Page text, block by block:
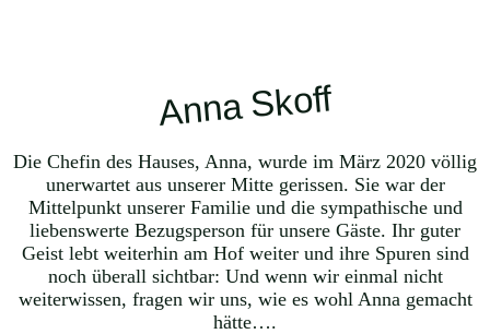
Anna Skoff
Die Chefin des Hauses, Anna, wurde im März 2020 völlig
unerwartet aus unserer Mitte gerissen. Sie war der
Mittelpunkt unserer Familie und die sympathische und
liebenswerte Bezugsperson für unsere Gäste. Ihr guter
Geist lebt weiterhin am Hof weiter und ihre Spuren sind
noch überall sichtbar: Und wenn wir einmal nicht
weiterwissen, fragen wir uns, wie es wohl Anna gemacht
hätte….